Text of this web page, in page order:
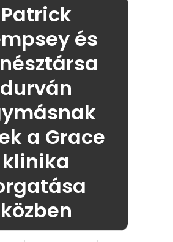
Patrick
és
durván
a Grace
klinika
közben